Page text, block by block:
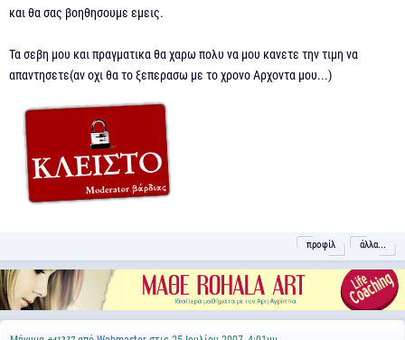
και θα σας βοηθησουμε εμεις.
Τα σεβη μου και πραγματικα θα χαρω πολυ να μου κανετε την τιμη να
απαντησετε(αν οχι θα το ξεπερασω με το χρονο Αρχοντα μου...)
προφίλ άλλα...